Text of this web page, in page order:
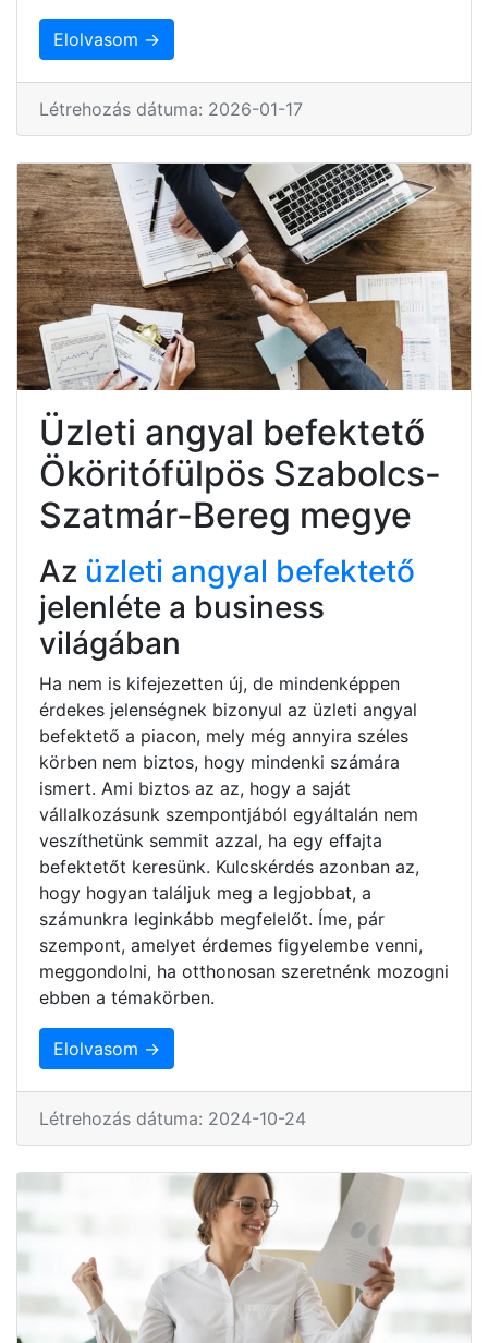
Elolvasom →
Létrehozás dátuma: 2026-01-17
Üzleti angyal befektető
Ököritófülpös Szabolcs-
Szatmár-Bereg megye
Az üzleti angyal befektető
jelenléte a business
világában
Ha nem is kifejezetten új, de mindenképpen
érdekes jelenségnek bizonyul az üzleti angyal
befektető a piacon, mely még annyira széles
körben nem biztos, hogy mindenki számára
ismert. Ami biztos az az, hogy a saját
vállalkozásunk szempontjából egyáltalán nem
veszíthetünk semmit azzal, ha egy effajta
befektetőt keresünk. Kulcskérdés azonban az,
hogy hogyan találjuk meg a legjobbat, a
számunkra leginkább megfelelőt. Íme, pár
szempont, amelyet érdemes figyelembe venni,
meggondolni, ha otthonosan szeretnénk mozogni
ebben a témakörben.
Elolvasom →
Létrehozás dátuma: 2024-10-24